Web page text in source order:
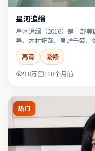
星河追缉
星河追缉（2016）是一部
导，木村拓哉、易烊千玺、
整。
高清
流畅
9.8万
118个月前
热门